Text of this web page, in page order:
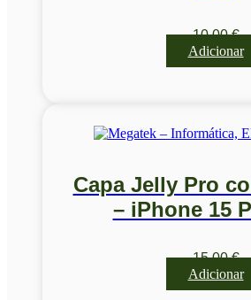
10,00€
Adicionar
Capa Jelly Pro
– iPhone 15
15,00€
Adicionar